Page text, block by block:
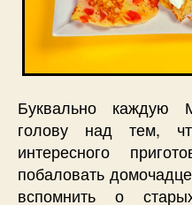
Буквально каждую
голову над тем,
интересного
побаловать
вспомнить о